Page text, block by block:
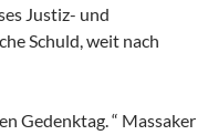
Justiz- und
Schuld, weit nach
Gedenktag. “ Massaker